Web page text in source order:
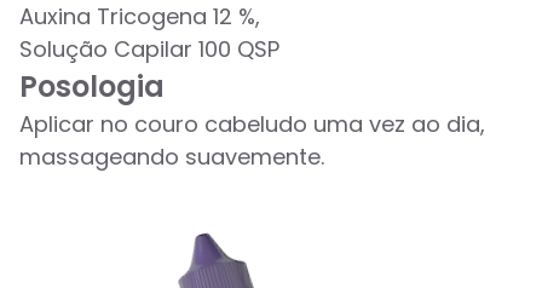
Auxina Tricogena 12 %,
Solução Capilar 100 QSP
Posologia
Aplicar no couro cabeludo uma vez ao dia,
massageando suavemente.